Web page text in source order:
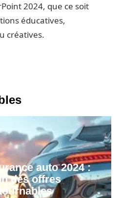
2024, que ce soit
éducatives,
créatives.
auto 2024 :
des offres